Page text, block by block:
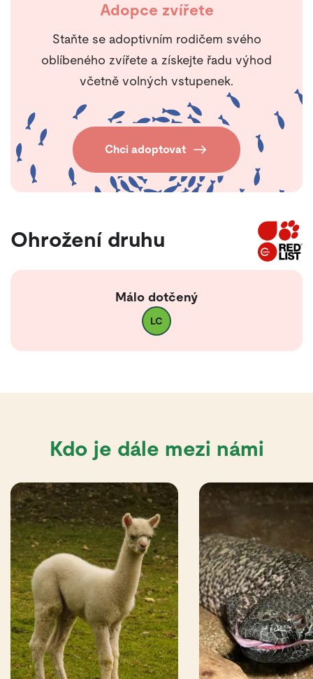
Adopce zvířete
Staňte se adoptivním rodičem svého
oblíbeného zvířete a získejte řadu výhod
včetně volných vstupenek.
Chci adoptovat
Ohrožení druhu
Málo dotčený
LC
Kdo je dále mezi námi